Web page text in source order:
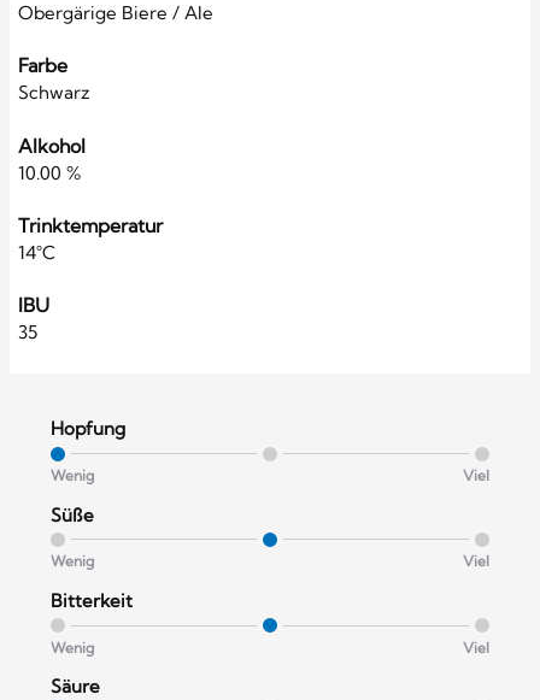
Obergärige Biere / Ale
Farbe
Schwarz
Alkohol
10.00 %
Trinktemperatur
14°C
IBU
35
Hopfung
Wenig Viel
Süße
Wenig Viel
Bitterkeit
Wenig Viel
Säure